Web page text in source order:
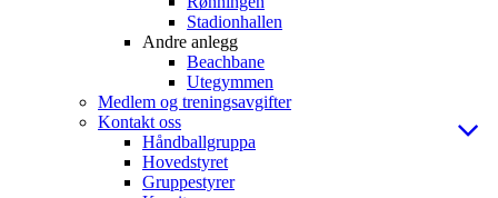
Stadionhallen
Andre anlegg
Beachbane
Utegymmen
Medlem og treningsavgifter
Kontakt oss
Håndballgruppa
Hovedstyret
Gruppestyrer